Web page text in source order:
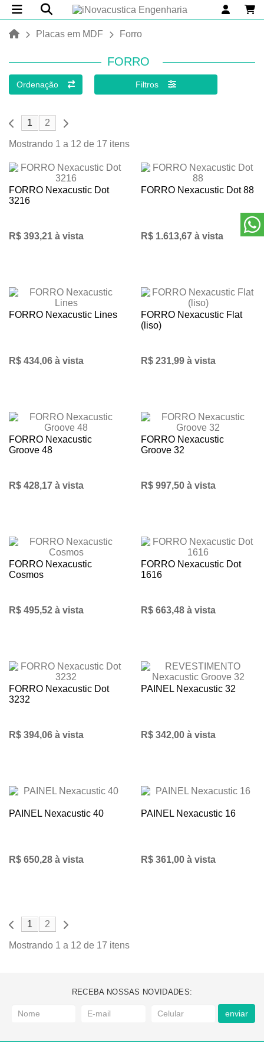
Placas em MDF Forro
FORRO
Ordenação Filtros
1 2
Mostrando 1 a 12 de 17 itens
FORRO Nexacustic Dot
3216
R$ 393,21 à vista
FORRO Nexacustic Dot 88
R$ 1.613,67 à vista
FORRO Nexacustic Lines
R$ 434,06 à vista
FORRO Nexacustic Flat
(liso)
R$ 231,99 à vista
FORRO Nexacustic
Groove 48
R$ 428,17 à vista
FORRO Nexacustic
Groove 32
R$ 997,50 à vista
FORRO Nexacustic
Cosmos
R$ 495,52 à vista
FORRO Nexacustic Dot
1616
R$ 663,48 à vista
FORRO Nexacustic Dot
3232
R$ 394,06 à vista
PAINEL Nexacustic 32
R$ 342,00 à vista
PAINEL Nexacustic 40
R$ 650,28 à vista
PAINEL Nexacustic 16
R$ 361,00 à vista
1 2
Mostrando 1 a 12 de 17 itens
RECEBA NOSSAS NOVIDADES:
enviar